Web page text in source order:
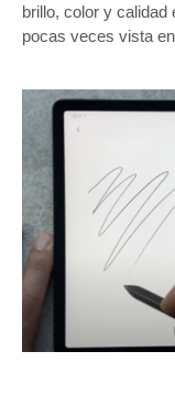
brillo, color y calidad
pocas veces vista